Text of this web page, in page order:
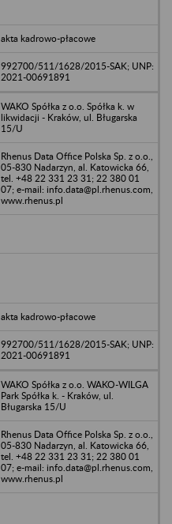
akta kadrowo-płacowe
992700/511/1628/2015-SAK; UNP:
2021-00691891
WAKO Spółka z o.o. Spółka k. w
likwidacji - Kraków, ul. Bługarska
15/U
Rhenus Data Office Polska Sp. z o.o.,
05-830 Nadarzyn, al. Katowicka 66,
tel. +48 22 331 23 31; 22 380 01
07; e-mail: info.data@pl.rhenus.com,
www.rhenus.pl
akta kadrowo-płacowe
992700/511/1628/2015-SAK; UNP:
2021-00691891
WAKO Spółka z o.o. WAKO-WILGA
Park Spółka k. - Kraków, ul.
Bługarska 15/U
Rhenus Data Office Polska Sp. z o.o.,
05-830 Nadarzyn, al. Katowicka 66,
tel. +48 22 331 23 31; 22 380 01
07; e-mail: info.data@pl.rhenus.com,
www.rhenus.pl